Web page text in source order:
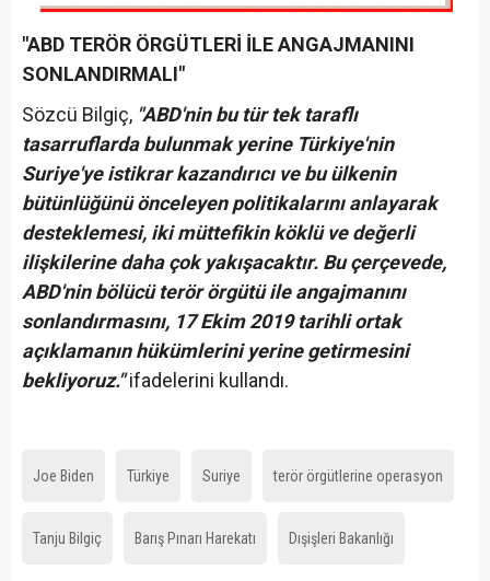
"ABD TERÖR ÖRGÜTLERİ İLE ANGAJMANINI
SONLANDIRMALI"
Sözcü Bilgiç, "ABD'nin bu tür tek taraflı
tasarruflarda bulunmak yerine Türkiye'nin
Suriye'ye istikrar kazandırıcı ve bu ülkenin
bütünlüğünü önceleyen politikalarını anlayarak
desteklemesi, iki müttefikin köklü ve değerli
ilişkilerine daha çok yakışacaktır. Bu çerçevede,
ABD'nin bölücü terör örgütü ile angajmanını
sonlandırmasını, 17 Ekim 2019 tarihli ortak
açıklamanın hükümlerini yerine getirmesini
bekliyoruz."ifadelerini kullandı.
Joe Biden Türkiye Suriye terör örgütlerine operasyon
Tanju Bilgiç Barış Pınarı Harekatı Dışişleri Bakanlığı